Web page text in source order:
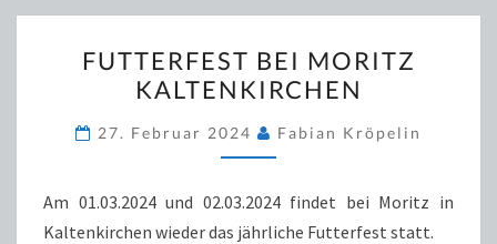
BEI
MORITZ
KALTENKIRCHEN
FUTTERFEST BEI MORITZ
KALTENKIRCHEN
27. Februar 2024 Fabian Kröpelin
Am 01.03.2024 und 02.03.2024 findet bei Moritz in
Kaltenkirchen wieder das jährliche Futterfest statt.